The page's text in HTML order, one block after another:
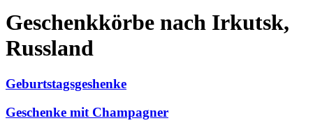
Geschenkkörbe nach Irkutsk,
Russland
Geburtstagsgeshenke
Geschenke mit Champagner